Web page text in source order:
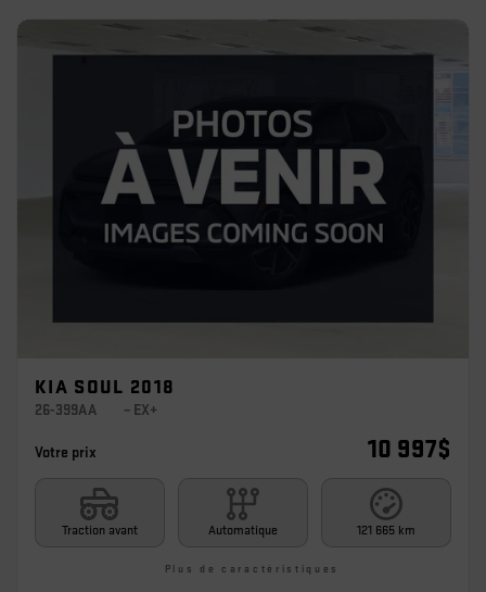
KIA SOUL 2018
26-399AA – EX+
Votre prix 10 997$
Traction avant Automatique 121 665 km
Plus de caractéristiques